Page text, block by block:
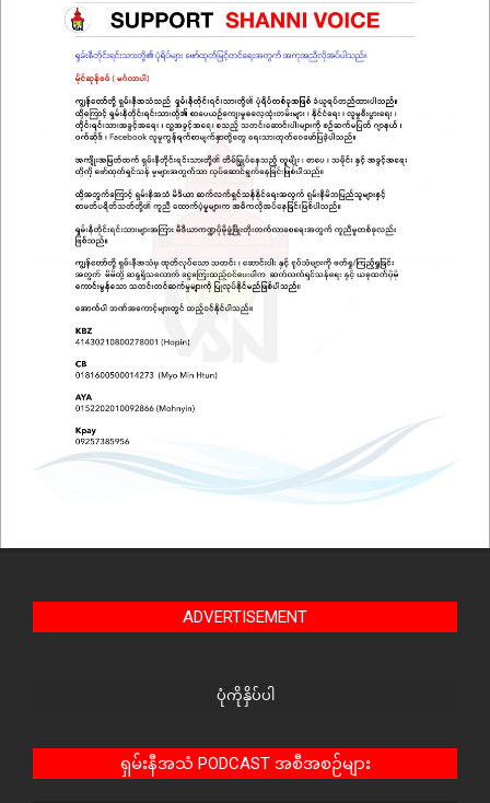
ADVERTISEMENT
ပုံကိုနှိပ်ပါ
ရှမ်းနီအသံ PODCAST အစီအစဉ်များ